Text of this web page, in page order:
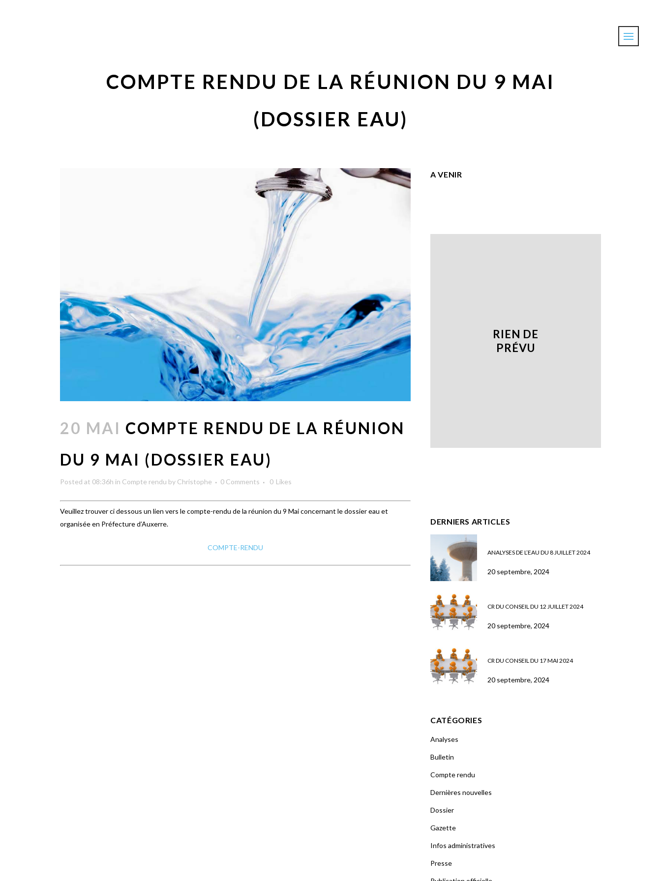
COMPTE RENDU DE LA RÉUNION DU 9 MAI
(DOSSIER EAU)
20 MAI COMPTE RENDU DE LA RÉUNION
DU 9 MAI (DOSSIER EAU)
Posted at 08:36h in Compte rendu by Christophe 0 Comments 0 Likes
Veuillez trouver ci dessous un lien vers le compte-rendu de la réunion du 9 Mai concernant le dossier eau et
organisée en Préfecture d’Auxerre.
COMPTE-RENDU
A VENIR
RIEN DE
PRÉVU
DERNIERS ARTICLES
ANALYSES DE L’EAU DU 8 JUILLET 2024
20 septembre, 2024
CR DU CONSEIL DU 12 JUILLET 2024
20 septembre, 2024
CR DU CONSEIL DU 17 MAI 2024
20 septembre, 2024
CATÉGORIES
Analyses
Bulletin
Compte rendu
Dernières nouvelles
Dossier
Gazette
Infos administratives
Presse